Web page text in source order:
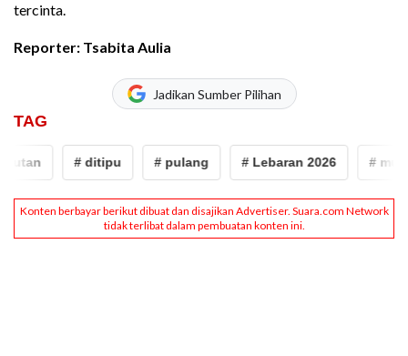
tercinta.
Reporter: Tsabita Aulia
Jadikan Sumber Pilihan
TAG
# ditipu # pulang # Lebaran 2026 # mudik